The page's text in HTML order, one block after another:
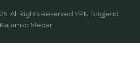
All Rights Reserved YPN Brigjend
Katamso Medan